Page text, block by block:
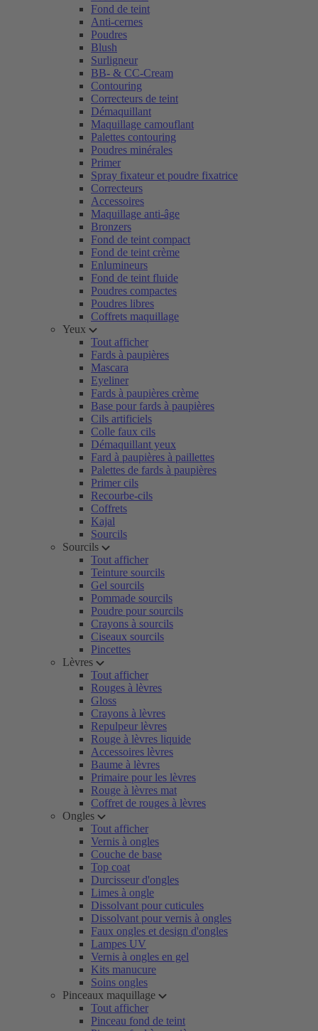
Fond de teint
Anti-cernes
Poudres
Blush
Surligneur
BB- & CC-Cream
Contouring
Correcteurs de teint
Démaquillant
Maquillage camouflant
Palettes contouring
Poudres minérales
Primer
Spray fixateur et poudre fixatrice
Correcteurs
Accessoires
Maquillage anti-âge
Bronzers
Fond de teint compact
Fond de teint crème
Enlumineurs
Fond de teint fluide
Poudres compactes
Poudres libres
Coffrets maquillage
Yeux
Tout afficher
Fards à paupières
Mascara
Eyeliner
Fards à paupières crème
Base pour fards à paupières
Cils artificiels
Colle faux cils
Démaquillant yeux
Fard à paupières à paillettes
Palettes de fards à paupières
Primer cils
Recourbe-cils
Coffrets
Kajal
Sourcils
Sourcils
Tout afficher
Teinture sourcils
Gel sourcils
Pommade sourcils
Poudre pour sourcils
Crayons à sourcils
Ciseaux sourcils
Pincettes
Lèvres
Tout afficher
Rouges à lèvres
Gloss
Crayons à lèvres
Repulpeur lèvres
Rouge à lèvres liquide
Accessoires lèvres
Baume à lèvres
Primaire pour les lèvres
Rouge à lèvres mat
Coffret de rouges à lèvres
Ongles
Tout afficher
Vernis à ongles
Couche de base
Top coat
Durcisseur d'ongles
Limes à ongle
Dissolvant pour cuticules
Dissolvant pour vernis à ongles
Faux ongles et design d'ongles
Lampes UV
Vernis à ongles en gel
Kits manucure
Soins ongles
Pinceaux maquillage
Tout afficher
Pinceau fond de teint